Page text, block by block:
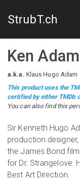
StrubT.ch
Ken Adam
a.k.a. Klaus Hugo Adam
This product uses the
certified by either TMDb
You can also find this
Sir Kenneth Hugo
production
the James Bond
for Dr. Strangelove.
Best Art Direction.